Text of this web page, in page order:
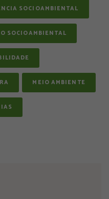
SOCIOAMBIENTAL
SOCIOAMBIENTAL
MEIO AMBIENTE